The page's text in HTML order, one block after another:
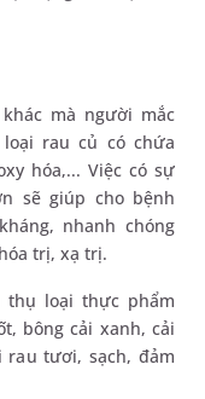
mà người mắc
rau củ có chứa
hóa,... Việc có sự
sẽ giúp cho bệnh
nhanh chóng
trị, xạ trị.
thụ loại thực phẩm
bông cải xanh, cải
rau tươi, sạch, đảm